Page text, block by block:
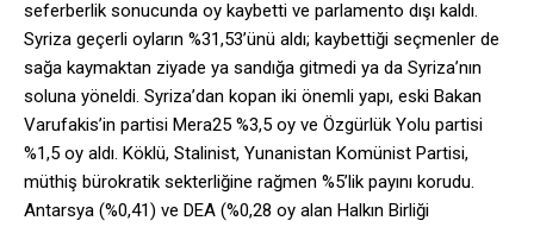
seferberlik sonucunda oy kaybetti ve parlamento dışı kaldı.
Syriza geçerli oyların %31,53’ünü aldı; kaybettiği seçmenler de
sağa kaymaktan ziyade ya sandığa gitmedi ya da Syriza’nın
soluna yöneldi. Syriza’dan kopan iki önemli yapı, eski Bakan
Varufakis’in partisi Mera25 %3,5 oy ve Özgürlük Yolu partisi
%1,5 oy aldı. Köklü, Stalinist, Yunanistan Komünist Partisi,
müthiş bürokratik sekterliğine rağmen %5’lik payını korudu.
Antarsya (%0,41) ve DEA (%0,28 oy alan Halkın Birliği